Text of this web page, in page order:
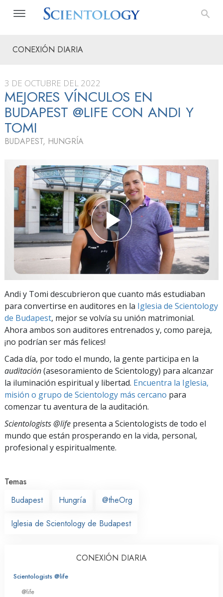
CONEXIÓN DIARIA
3 DE OCTUBRE DEL 2022
MEJORES VÍNCULOS EN
BUDAPEST @LIFE CON ANDI Y
TOMI
BUDAPEST, HUNGRÍA
Andi y Tomi descubrieron que cuanto más estudiaban
para convertirse en auditores en la Iglesia de Scientology
de Budapest, mejor se volvía su unión matrimonial.
Ahora ambos son auditores entrenados y, como pareja,
¡no podrían ser más felices!
Cada día, por todo el mundo, la gente participa en la
auditación(asesoramiento de Scientology) para alcanzar
la iluminación espiritual y libertad. Encuentra la Iglesia,
misión o grupo de Scientology más cercano para
comenzar tu aventura de la auditación.
Scientologists @life presenta a Scientologists de todo el
mundo que están prosperando en la vida, personal,
profesional y espiritualmente.
Temas
Budapest
Hungría @theOrg
Iglesia de Scientology de Budapest
CONEXIÓN DIARIA
Scientologists @life
@life